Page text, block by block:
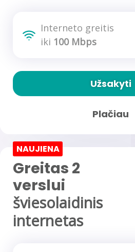
Interneto greitis
iki 100 Mbps
Užsakyti
Plačiau
NAUJIENA
Greitas 2
verslui
šviesolaidinis
internetas